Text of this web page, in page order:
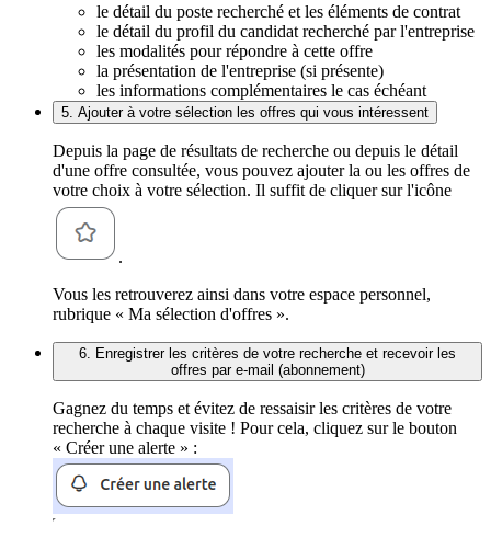
le détail du poste recherché et les éléments de contrat
le détail du profil du candidat recherché par l'entreprise
les modalités pour répondre à cette offre
la présentation de l'entreprise (si présente)
les informations complémentaires le cas échéant
5. Ajouter à votre sélection les offres qui vous intéressent
Depuis la page de résultats de recherche ou depuis le détail
d'une offre consultée, vous pouvez ajouter la ou les offres de
votre choix à votre sélection. Il suffit de cliquer sur l'icône
.
Vous les retrouverez ainsi dans votre espace personnel,
rubrique « Ma sélection d'offres ».
6. Enregistrer les critères de votre recherche et recevoir les
offres par e-mail (abonnement)
Gagnez du temps et évitez de ressaisir les critères de votre
recherche à chaque visite ! Pour cela, cliquez sur le bouton
« Créer une alerte » :